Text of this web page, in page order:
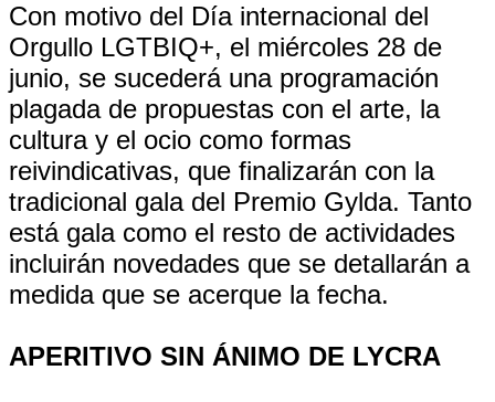
Con motivo del Día internacional del
Orgullo LGTBIQ+, el miércoles 28 de
junio, se sucederá una programación
plagada de propuestas con el arte, la
cultura y el ocio como formas
reivindicativas, que finalizarán con la
tradicional gala del Premio Gylda. Tanto
está gala como el resto de actividades
incluirán novedades que se detallarán a
medida que se acerque la fecha.
APERITIVO SIN ÁNIMO DE LYCRA